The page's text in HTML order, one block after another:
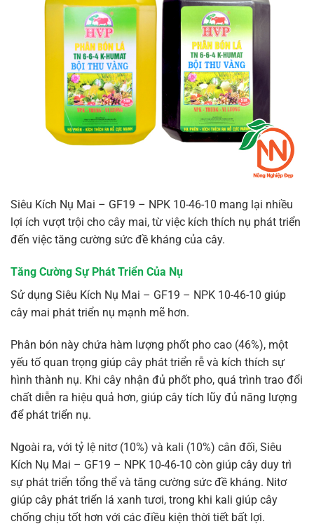
Siêu Kích Nụ Mai – GF19 – NPK 10-46-10 mang lại nhiều
lợi ích vượt trội cho cây mai, từ việc kích thích nụ phát triển
đến việc tăng cường sức đề kháng của cây.
Tăng Cường Sự Phát Triển Của Nụ
Sử dụng Siêu Kích Nụ Mai – GF19 – NPK 10-46-10 giúp
cây mai phát triển nụ mạnh mẽ hơn.
Phân bón này chứa hàm lượng phốt pho cao (46%), một
yếu tố quan trọng giúp cây phát triển rễ và kích thích sự
hình thành nụ. Khi cây nhận đủ phốt pho, quá trình trao đổi
chất diễn ra hiệu quả hơn, giúp cây tích lũy đủ năng lượng
để phát triển nụ.
Ngoài ra, với tỷ lệ nitơ (10%) và kali (10%) cân đối, Siêu
Kích Nụ Mai – GF19 – NPK 10-46-10 còn giúp cây duy trì
sự phát triển tổng thể và tăng cường sức đề kháng. Nitơ
giúp cây phát triển lá xanh tươi, trong khi kali giúp cây
chống chịu tốt hơn với các điều kiện thời tiết bất lợi.